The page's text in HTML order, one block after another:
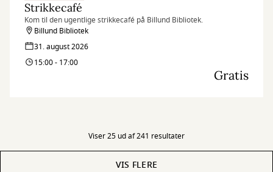
Strikkecafé
Kom til den ugentlige strikkecafé på Billund Bibliotek.
Billund Bibliotek
31. august 2026
15:00 - 17:00
Gratis
Viser 25 ud af 241 resultater
VIS FLERE